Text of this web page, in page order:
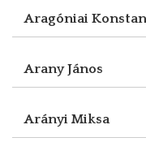
Aragóniai
Arany János
Arányi Miksa